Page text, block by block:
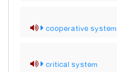
cooperative system
critical system